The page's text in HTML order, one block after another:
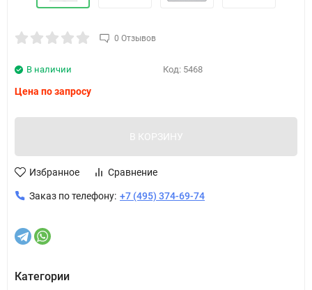
0 Отзывов
Код: 5468
В наличии
Цена по запросу
В КОРЗИНУ
Избранное Сравнение
Заказ по телефону: +7 (495) 374-69-74
Категории